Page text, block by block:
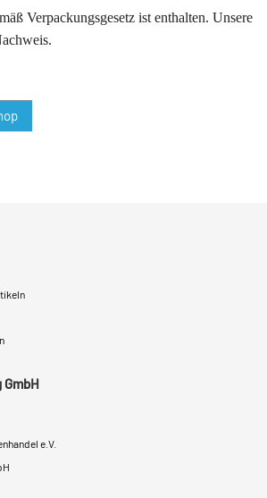
Verpackungsgesetz ist enthalten. Unsere
e.V.